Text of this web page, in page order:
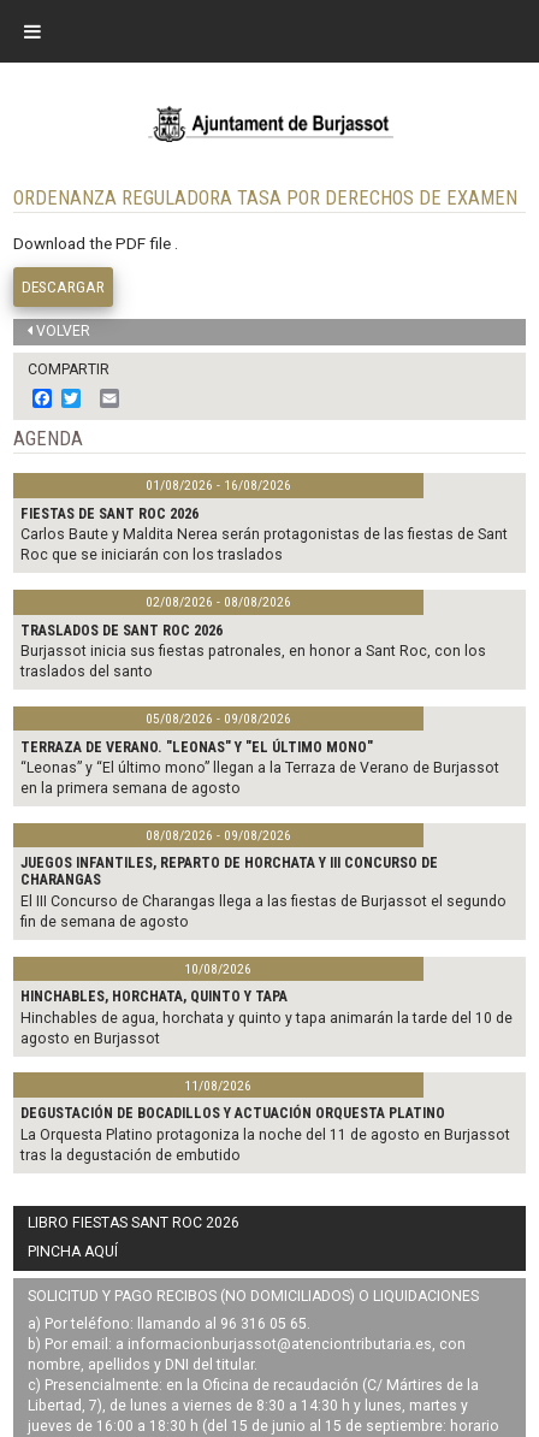
ORDENANZA REGULADORA TASA POR DERECHOS DE EXAMEN
Download the PDF file .
DESCARGAR
VOLVER
COMPARTIR
F
a
c
e
b
o
o
k
w
i
t
t
e
r
m
i
l
AGENDA
01/08/2026 - 16/08/2026
FIESTAS DE SANT ROC 2026
Carlos Baute y Maldita Nerea serán protagonistas de las fiestas de Sant
Roc que se iniciarán con los traslados
02/08/2026 - 08/08/2026
TRASLADOS DE SANT ROC 2026
Burjassot inicia sus fiestas patronales, en honor a Sant Roc, con los
traslados del santo
05/08/2026 - 09/08/2026
TERRAZA DE VERANO. "LEONAS" Y "EL ÚLTIMO MONO"
“Leonas” y “El último mono” llegan a la Terraza de Verano de Burjassot
en la primera semana de agosto
08/08/2026 - 09/08/2026
JUEGOS INFANTILES, REPARTO DE HORCHATA Y III CONCURSO DE
CHARANGAS
El III Concurso de Charangas llega a las fiestas de Burjassot el segundo
fin de semana de agosto
10/08/2026
HINCHABLES, HORCHATA, QUINTO Y TAPA
Hinchables de agua, horchata y quinto y tapa animarán la tarde del 10 de
agosto en Burjassot
11/08/2026
DEGUSTACIÓN DE BOCADILLOS Y ACTUACIÓN ORQUESTA PLATINO
La Orquesta Platino protagoniza la noche del 11 de agosto en Burjassot
tras la degustación de embutido
LIBRO FIESTAS SANT ROC 2026
PINCHA AQUÍ
SOLICITUD Y PAGO RECIBOS (NO DOMICILIADOS) O LIQUIDACIONES
a) Por teléfono: llamando al 96 316 05 65.
b) Por email: a informacionburjassot@atenciontributaria.es, con
nombre, apellidos y DNI del titular.
c) Presencialmente: en la Oficina de recaudación (C/ Mártires de la
Libertad, 7), de lunes a viernes de 8:30 a 14:30 h y lunes, martes y
jueves de 16:00 a 18:30 h (del 15 de junio al 15 de septiembre: horario